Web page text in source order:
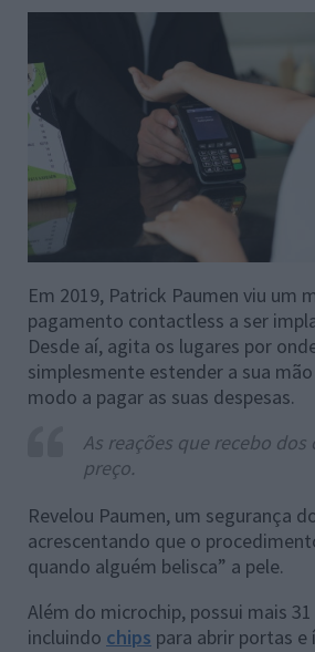
Em 2019, Patrick Paumen viu um
pagamento contactless a ser
Desde aí, agita os lugares por
simplesmente estender a sua
modo a pagar as suas despesas.
As reações que recebo dos
preço.
Revelou Paumen, um segurança
acrescentando que o
quando alguém belisca” a pele.
Além do microchip, possui mais
incluindo chips para abrir portas